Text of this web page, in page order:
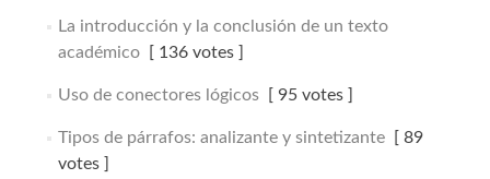
La introducción y la conclusión de un texto
académico[ 136 votes ]
Uso de conectores lógicos[ 95 votes ]
Tipos de párrafos: analizante y sintetizante[ 89
votes ]